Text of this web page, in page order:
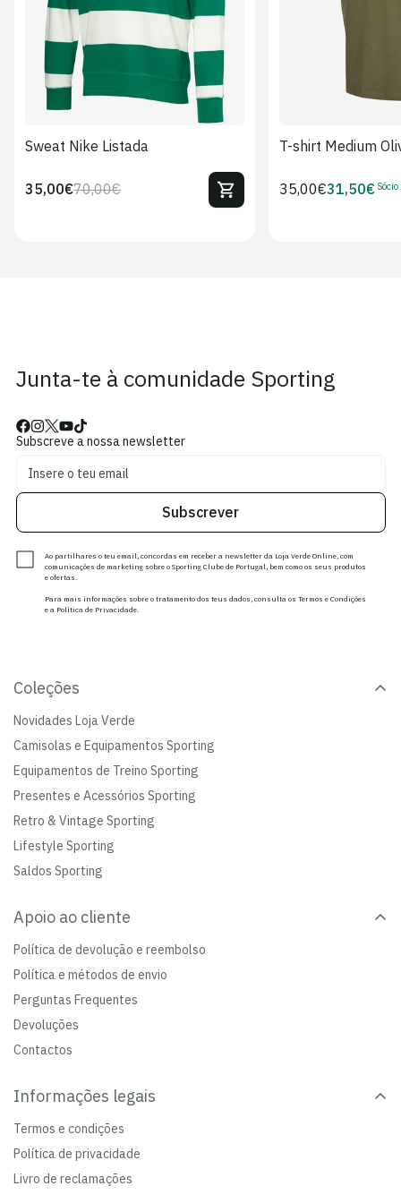
Sweat Nike Listada
Preço
70,00€Preço
35,00€
T-shirt Medium
Preço
35,00€Preço
31,50€ Sócio
Junta-te à comunidade Sporting
Subscreve a nossa newsletter
Subscrever
Ao partilhares o teu email, concordas em receber a newsletter da Loja Verde Online, com
comunicações de marketing sobre o Sporting Clube de Portugal, bem como os seus produtos
e ofertas.
Para mais informações sobre o tratamento dos teus dados, consulta os Termos e Condições
e a Política de Privacidade.
Coleções
Novidades Loja Verde
Camisolas e Equipamentos Sporting
Equipamentos de Treino Sporting
Presentes e Acessórios Sporting
Retro & Vintage Sporting
Lifestyle Sporting
Saldos Sporting
Apoio ao cliente
Política de devolução e reembolso
Política e métodos de envio
Perguntas Frequentes
Devoluções
Contactos
Informações legais
Termos e condições
Política de privacidade
Livro de reclamações